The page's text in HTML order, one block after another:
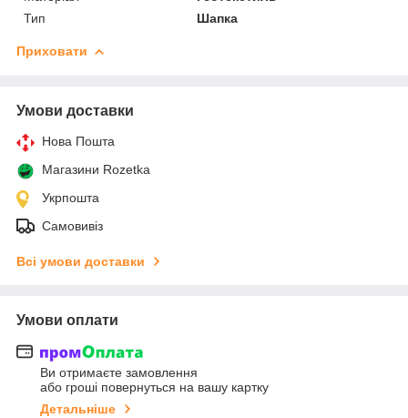
Тип
Шапка
Приховати
Умови доставки
Нова Пошта
Магазини Rozetka
Укрпошта
Самовивіз
Всі умови доставки
Умови оплати
Ви отримаєте замовлення
або гроші повернуться на вашу картку
Детальніше